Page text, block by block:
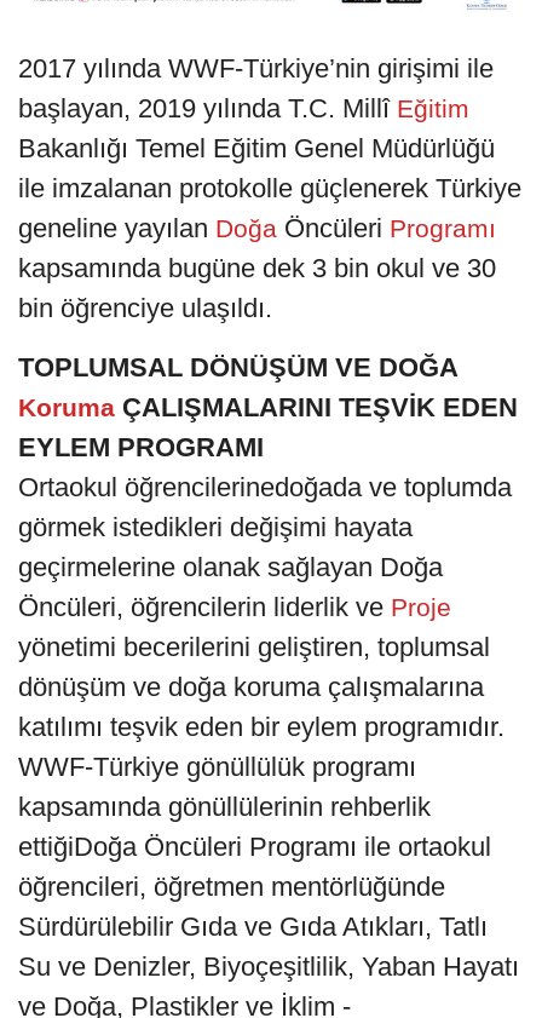
2017 yılında WWF-Türkiye’nin girişimi ile
başlayan, 2019 yılında T.C. MillîEğitim
Bakanlığı Temel Eğitim Genel Müdürlüğü
ile imzalanan protokolle güçlenerek Türkiye
geneline yayılan Doğa Öncüleri Programı
kapsamında bugüne dek 3 bin okul ve 30
bin öğrenciye ulaşıldı.
TOPLUMSAL DÖNÜŞÜM VE DOĞA
Koruma ÇALIŞMALARINI TEŞVİK EDEN
EYLEM PROGRAMI
Ortaokul öğrencilerinedoğada ve toplumda
görmek istedikleri değişimi hayata
geçirmelerine olanak sağlayan Doğa
Öncüleri, öğrencilerin liderlik ve Proje
yönetimi becerilerini geliştiren, toplumsal
dönüşüm ve doğa koruma çalışmalarına
katılımı teşvik eden bir eylem programıdır.
WWF-Türkiye gönüllülük programı
kapsamında gönüllülerinin rehberlik
ettiğiDoğa Öncüleri Programı ile ortaokul
öğrencileri, öğretmen mentörlüğünde
Sürdürülebilir Gıda ve Gıda Atıkları, Tatlı
Su ve Denizler, Biyoçeşitlilik, Yaban Hayatı
ve Doğa, Plastikler ve İklim -